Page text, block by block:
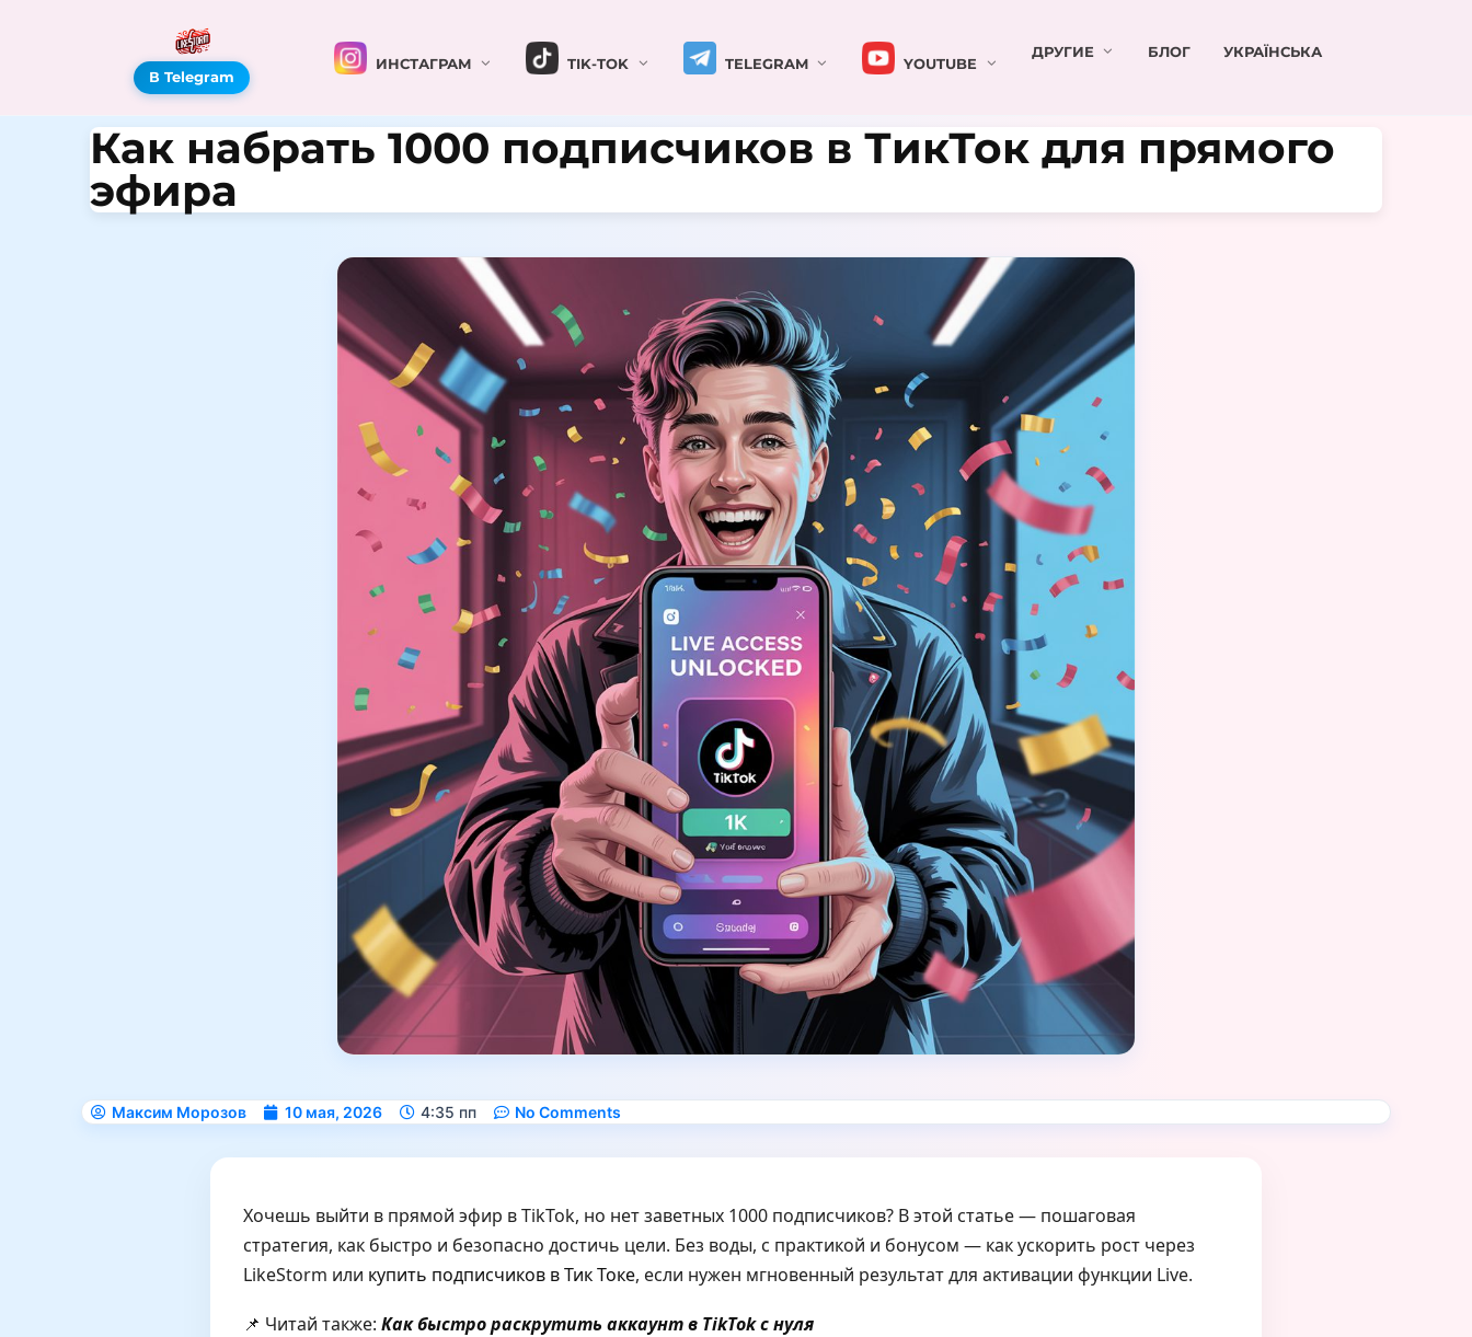
В Telegram
ИНСТАГРАМ TIK-TOK TELEGRAM YOUTUBE
ДРУГИЕ БЛОГ УКРАЇНСЬКА
Как набрать 1000 подписчиков в ТикТок для прямого
эфира
Максим Морозов 10 мая, 2026 4:35 пп No Comments
Хочешь выйти в прямой эфир в TikTok, но нет заветных 1000 подписчиков? В этой статье — пошаговая
стратегия, как быстро и безопасно достичь цели. Без воды, с практикой и бонусом — как ускорить рост через
LikeStorm или купить подписчиков в Тик Токе, если нужен мгновенный результат для активации функции Live.
📌 Читай также: Как быстро раскрутить аккаунт в TikTok с нуля